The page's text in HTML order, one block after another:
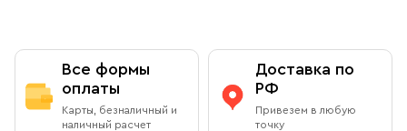
Все формы
оплаты
Карты, безналичный и
наличный расчет
Доставка по
РФ
Привезем в любую
точку